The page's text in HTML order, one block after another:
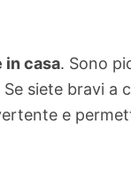
in casa. Sono
siete bravi a
e